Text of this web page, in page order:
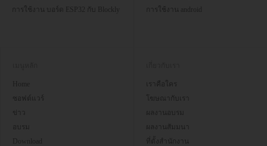
การใช้งาน บอร์ด ESP32 กับ Blockly
การใช้งาน android
Home
ซอฟต์แวร์
ข่าว
อบรม
Download
เราคือใคร
โฆษณากับเรา
ผลงานอบรม
ผลงานสัมมนา
ที่ตั้งสำนักงาน